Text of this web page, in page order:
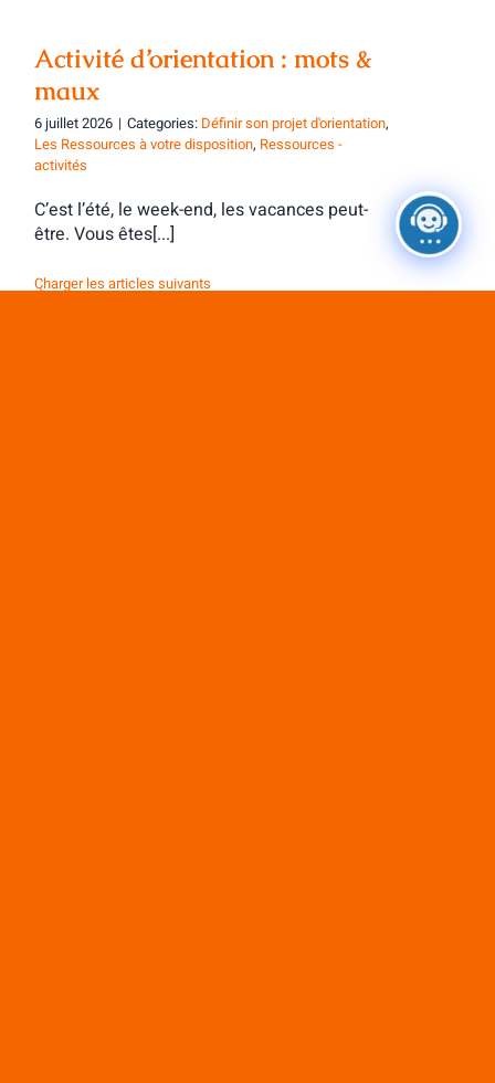
Activité d’orientation : mots &
maux
6 juillet 2026 | Categories: Définir son projet d'orientation,
Les Ressources à votre disposition, Ressources -
activités
C’est l’été, le week-end, les vacances peut-
être. Vous êtes[...]
Charger les articles suivants